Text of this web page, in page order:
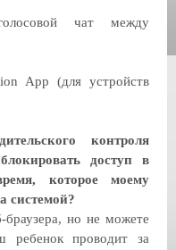
чат между
App (для устройств
контроля
доступ в
которое моему
системой?
браузера, но не можете
ребенок проводит за